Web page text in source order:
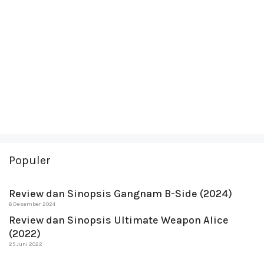
Populer
Review dan Sinopsis Gangnam B-Side (2024)
6 Desember 2024
Review dan Sinopsis Ultimate Weapon Alice
(2022)
25 Juni 2022